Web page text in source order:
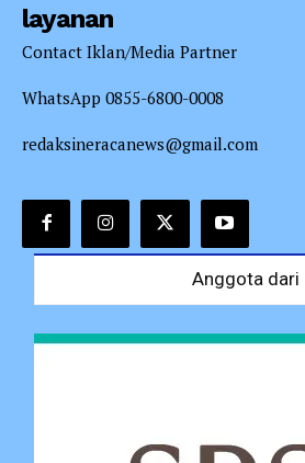
layanan
Contact Iklan/Media Partner
WhatsApp 0855-6800-0008
redaksineracanews@gmail.com
Anggota dari